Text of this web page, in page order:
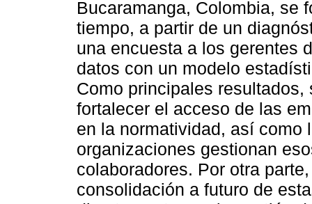
Bucaramanga, Colombia, se
tiempo, a partir de un
una encuesta a los gerentes
datos con un modelo
Como principales
fortalecer el acceso de las
en la normatividad, así como
organizaciones gestionan
colaboradores. Por otra
consolidación a futuro de